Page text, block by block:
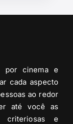
por cinema e
cada aspecto
ao redor
até você as
criteriosas e